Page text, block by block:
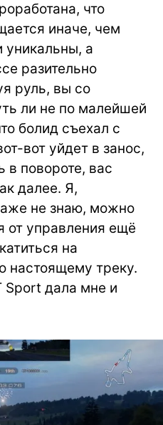
что
иначе, чем
а
разительно
руль, вы со
ли не по малейшей
болид съехал с
вот уйдет в занос,
в повороте, вас
далее. Я,
не знаю, можно
от управления ещё
на
настоящему треку.
Sport дала мне и